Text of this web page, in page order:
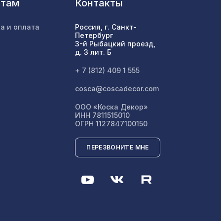
837 ₽
и оплата
Контакты
Россия, г. Санкт-
Петербург
3-й Рыбацкий проезд,
д. 3 лит. Б
+ 7 (812) 409 1 555
cosca@coscadecor.com
ООО «Коска Декор»
ИНН 7811515010
ОГРН 1127847100150
ПЕРЕЗВОНИТЕ МНЕ